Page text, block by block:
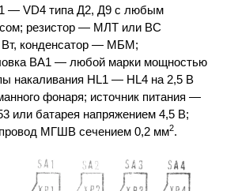
— VD4 типа Д2, Д9 с любым
резистор — МЛТ или ВС
конденсатор — МБМ;
ВА1 — любой марки мощностью
накаливания HL1 — HL4 на 2,5 В
фонаря; источник питания —
или батарея напряжением 4,5 В;
МГШВ сечением 0,2 мм2.